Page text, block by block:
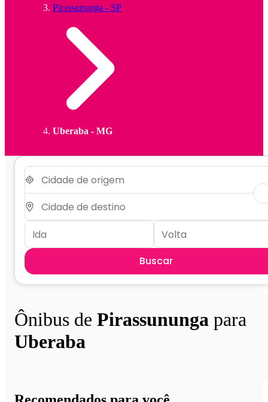
Pirassununga - SP
Uberaba - MG
Buscar
Ônibus de Pirassununga para
Uberaba